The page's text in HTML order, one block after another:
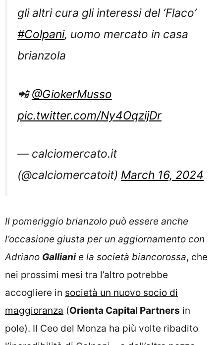
gli altri cura gli interessi del ‘Flaco’
#Colpani, uomo mercato in casa
brianzola
📲@GiokerMusso
pic.twitter.com/Ny4OqzijDr
— calciomercato.it
(@calciomercatoit) March 16, 2024
Il pomeriggio brianzolo può essere anche
l’occasione giusta per un aggiornamento con
Adriano Gallianie la società biancorossa, che
nei prossimi mesi tra l’altro potrebbe
accogliere in società un nuovo socio di
maggioranza (Orienta Capital Partners in
pole). Il Ceo del Monza ha più volte ribadito